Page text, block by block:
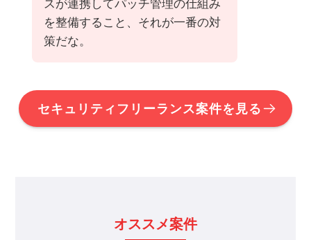
スが連携してパッチ管理の仕組み
を整備すること、それが一番の対
策だな。
セキュリティフリーランス案件を見る
オススメ案件